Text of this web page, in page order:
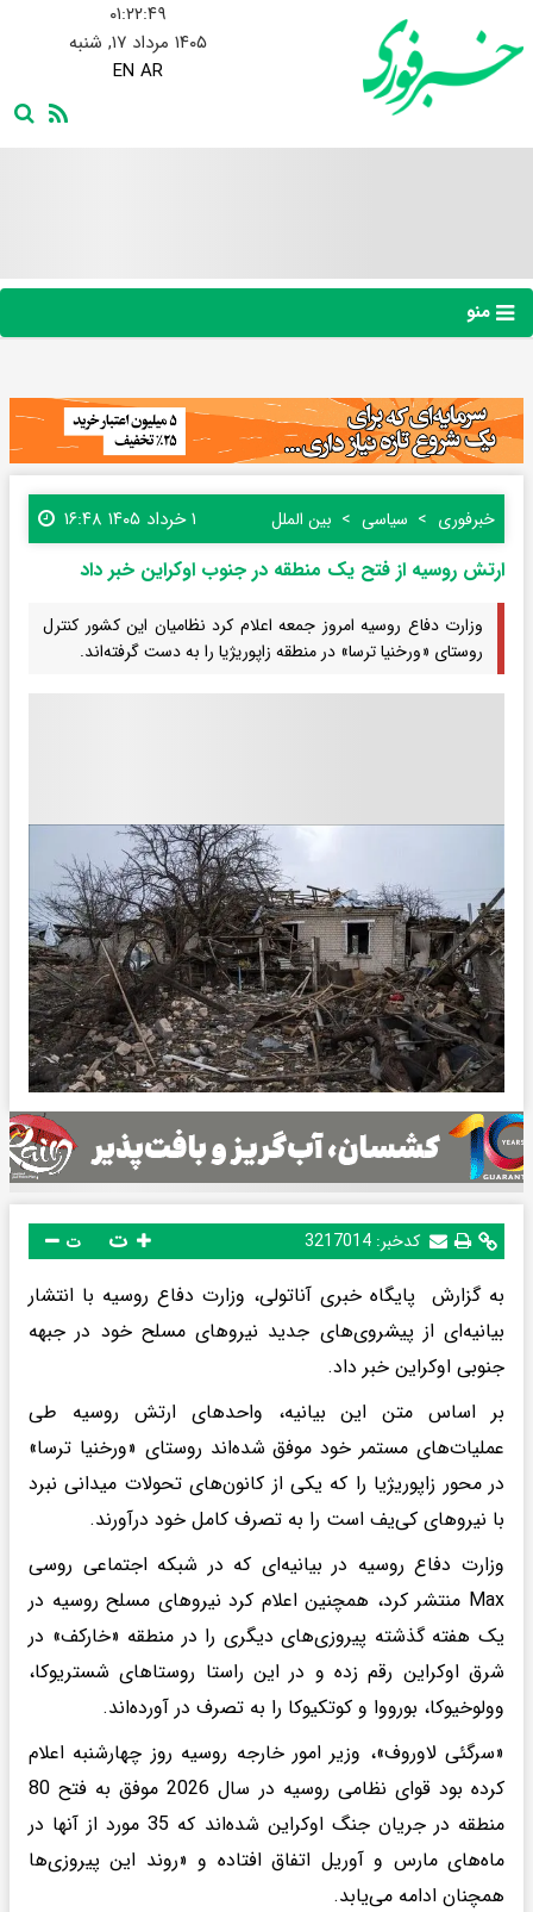
۰۱:۲۲:۴۹
۱۴۰۵ مرداد ۱۷, شنبه
EN AR
منو
خبرفوری سیاسی بین الملل ۱ خرداد ۱۴۰۵ ۱۶:۴۸
ارتش روسیه از فتح یک منطقه در جنوب اوکراین خبر داد
وزارت دفاع روسیه امروز جمعه اعلام کرد نظامیان این کشور کنترل
روستای «ورخنیا ترسا» در منطقه زاپوریژیا را به دست گرفته‌اند.
کدخبر: 3217014 ت
به گزارش پایگاه خبری آناتولی، وزارت دفاع روسیه با انتشار
بیانیه‌ای از پیشروی‌های جدید نیروهای مسلح خود در جبهه
جنوبی اوکراین خبر داد.
بر اساس متن این بیانیه، واحدهای ارتش روسیه طی
عملیات‌های مستمر خود موفق شده‌اند روستای «ورخنیا ترسا»
در محور زاپوریژیا را که یکی از کانون‌های تحولات میدانی نبرد
با نیروهای کی‌یف است را به تصرف کامل خود درآورند.
وزارت دفاع روسیه در بیانیه‌ای که در شبکه اجتماعی روسی
Max منتشر کرد، همچنین اعلام کرد نیروهای مسلح روسیه در
یک هفته گذشته پیروزی‌های دیگری را در منطقه «خارکف» در
شرق اوکراین رقم زده و در این راستا روستاهای شستریوکا،
وولوخیوکا، بورووا و کوتکیوکا را به تصرف در آورده‌اند.
«سرگئی لاوروف»، وزیر امور خارجه روسیه روز چهارشنبه اعلام
کرده بود قوای نظامی روسیه در سال 2026 موفق به فتح 80
منطقه در جریان جنگ اوکراین شده‌اند که 35 مورد از آنها در
ماه‌های مارس و آوریل اتفاق افتاده و «روند این پیروزی‌ها
همچنان ادامه می‌یابد.